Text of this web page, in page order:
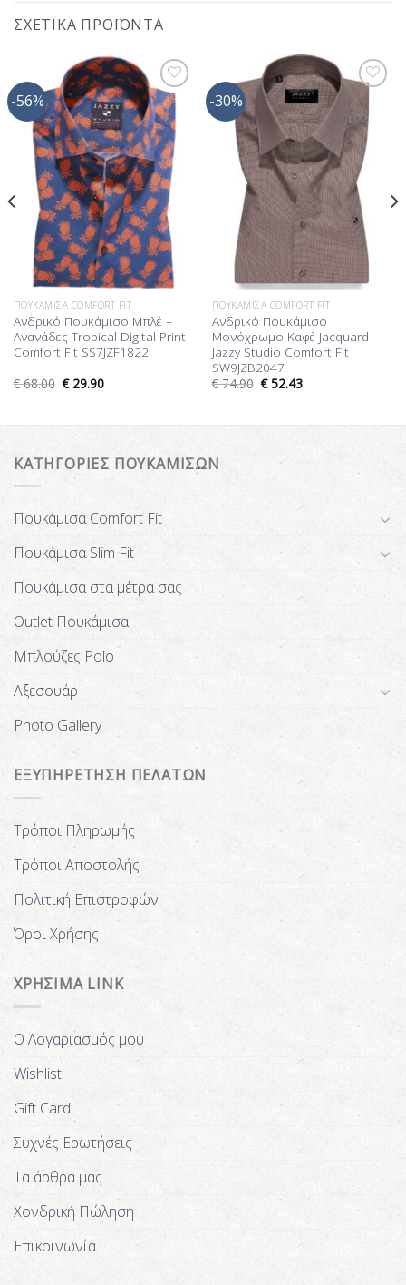
ΣΧΕΤΙΚΆ ΠΡΟΪΌΝΤΑ
-56%
Προσθήκη
στη Λίστα
Επιθυμίας
ΠΟΥΚΆΜΙΣΑ COMFORT FIT
Ανδρικό Πουκάμισο Μπλέ –
Ανανάδες Tropical Digital Print
Comfort Fit SS7JZF1822
€68.00 €29.90
-30%
Προσθήκη
στη Λίστα
Επιθυμίας
ΠΟΥΚΆΜΙΣΑ COMFORT FIT
Ανδρικό Πουκάμισο
Μονόχρωμο Καφέ Jacquard
Jazzy Studio Comfort Fit
SW9JZB2047
€74.90 €52.43
ΚΑΤΗΓΟΡΙΕΣ ΠΟΥΚΑΜΙΣΩΝ
Πουκάμισα Comfort Fit
Πουκάμισα Slim Fit
Πουκάμισα στα μέτρα σας
Outlet Πουκάμισα
Μπλούζες Polo
Αξεσουάρ
Photo Gallery
ΕΞΥΠΗΡΕΤΗΣΗ ΠΕΛΑΤΩΝ
Τρόποι Πληρωμής
Τρόποι Αποστολής
Πολιτική Επιστροφών
Όροι Χρήσης
ΧΡΗΣΙΜΑ LINK
Ο Λογαριασμός μου
Wishlist
Gift Card
Συχνές Ερωτήσεις
Τα άρθρα μας
Χονδρική Πώληση
Επικοινωνία